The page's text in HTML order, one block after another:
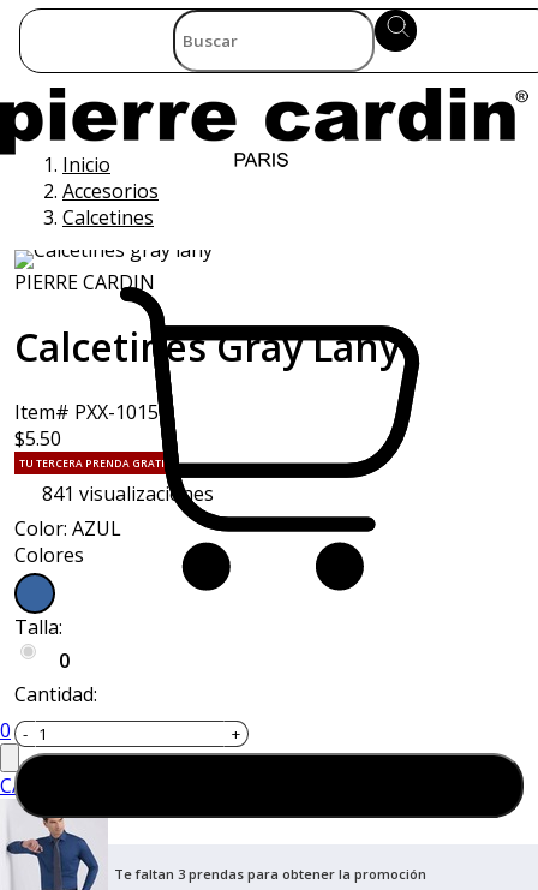
0
CABALLERO
Inicio
Accesorios
Calcetines
PIERRE CARDIN
Calcetines Gray Lany
Item# PXX-1015
$5.50
TU TERCERA PRENDA GRATIS
841 visualizaciones
Color: AZUL
Colores
Talla:
0
Cantidad:
Te faltan 3 prendas para obtener la promoción